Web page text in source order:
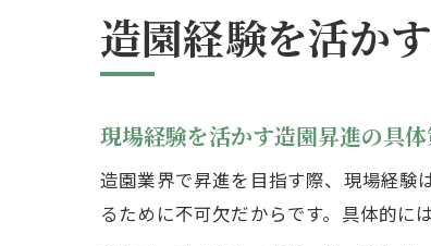
造園経験を活か
現場経験を活かす造園昇進の具
造園業界で昇進を目指す際、現場経験
るために不可欠だからです。具体的に